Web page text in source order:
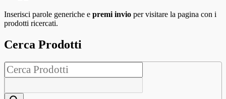
Inserisci parole generiche e premi invio per visitare la pagina con i
prodotti ricercati.
Cerca Prodotti